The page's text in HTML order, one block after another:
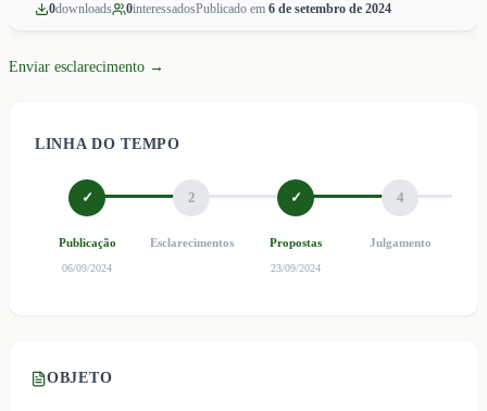
0downloads 0interessadosPublicado em 6 de setembro de 2024
Enviar esclarecimento →
LINHA DO TEMPO
✓
Publicação
06/09/2024
2
Esclarecimentos
✓
Propostas
23/09/2024
4
Julgamento
OBJETO